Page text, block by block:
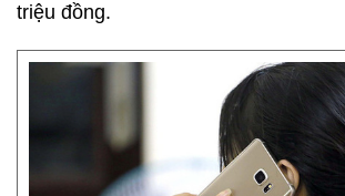
triệu đồng.